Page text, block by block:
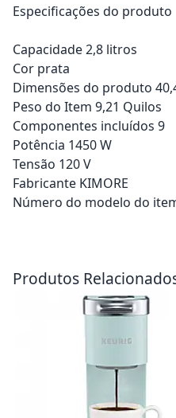
Especificações do produto
Capacidade 2,8 litros
Cor prata
Dimensões do produto
Peso do Item 9,21 Quilos
Componentes incluídos 9
Potência 1450 W
Tensão 120 V
Fabricante KIMORE
Número do modelo do
Produtos